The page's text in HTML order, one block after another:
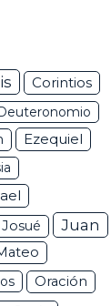
Corintios
Ezequiel
Josué Juan
Oración